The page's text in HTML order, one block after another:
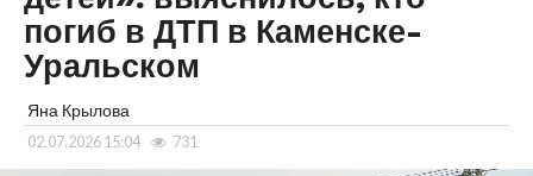
погиб в ДТП в Каменске-
Уральском
Яна Крылова
02.07.2026 15:04 731